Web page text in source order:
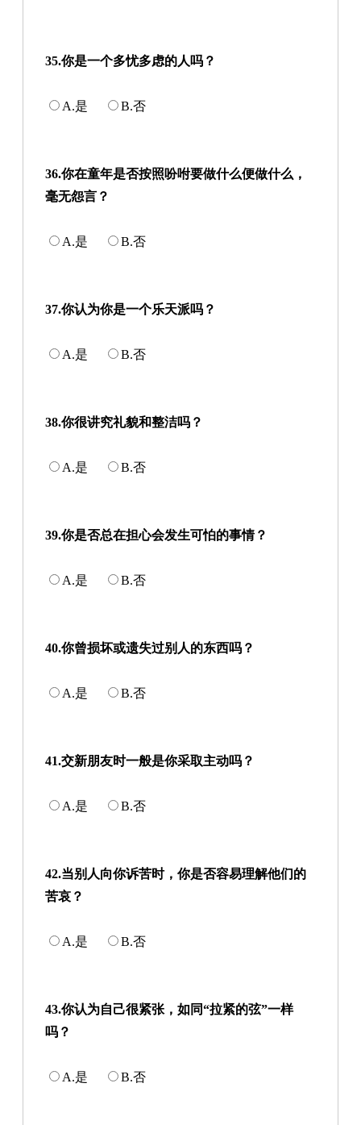
35.你是一个多忧多虑的人吗？
A.是 B.否
36.你在童年是否按照吩咐要做什么便做什么，
毫无怨言？
A.是 B.否
37.你认为你是一个乐天派吗？
A.是 B.否
38.你很讲究礼貌和整洁吗？
A.是 B.否
39.你是否总在担心会发生可怕的事情？
A.是 B.否
40.你曾损坏或遗失过别人的东西吗？
A.是 B.否
41.交新朋友时一般是你采取主动吗？
A.是 B.否
42.当别人向你诉苦时，你是否容易理解他们的
苦哀？
A.是 B.否
43.你认为自己很紧张，如同“拉紧的弦”一样
吗？
A.是 B.否